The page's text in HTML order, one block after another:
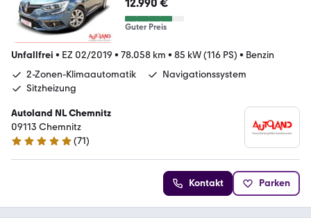
12.990 €
Guter Preis
Unfallfrei • EZ 02/2019 • 78.058 km • 85 kW (116 PS) • Benzin
2-Zonen-Klimaautomatik
Navigationssystem
Sitzheizung
Autoland NL Chemnitz
09113 Chemnitz
4.8 Sterne
(71)
Kontakt Parken